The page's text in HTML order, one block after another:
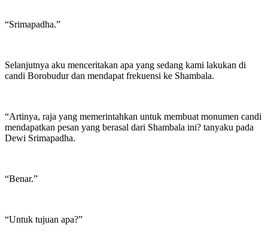
“Srimapadha.”
Selanjutnya aku menceritakan apa yang sedang kami lakukan di
candi Borobudur dan mendapat frekuensi ke Shambala.
“Artinya, raja yang memerintahkan untuk membuat monumen candi
mendapatkan pesan yang berasal dari Shambala ini? tanyaku pada
Dewi Srimapadha.
“Benar.”
“Untuk tujuan apa?”